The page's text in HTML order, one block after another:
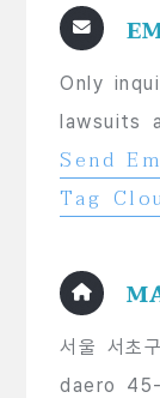
Only
lawsuits
Send
Tag
서울 서초
daero